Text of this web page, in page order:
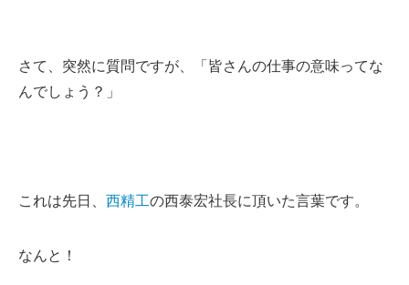
さて、突然に質問ですが、「皆さんの仕事の意味ってな
んでしょう？」
これは先日、 西精工の西泰宏社長に頂いた言葉です。
なんと！